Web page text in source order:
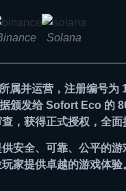
Solana
属并运营，注册编号
颁发给 Sofort Eco 的
，获得正式授权，全面
安全、可靠、公平的
家提供卓越的游戏体验